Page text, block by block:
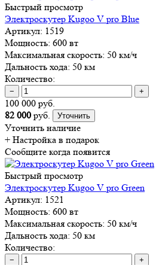
Быстрый просмотр
Электроскутер Kugoo V pro Blue
Артикул: 1519
Мощность: 600 вт
Максимальная скорость: 50 км/ч
Дальность хода: 50 км
Количество:
− +
100 000 руб.
82 000 руб. Уточнить
Уточнить наличие
+ Настройка в подарок
Сообщите когда появится
Быстрый просмотр
Электроскутер Kugoo V pro Green
Артикул: 1521
Мощность: 600 вт
Максимальная скорость: 50 км/ч
Дальность хода: 50 км
Количество:
− +